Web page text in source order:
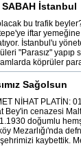
İstanbul
bu trafik
iftar
İstanbul'u
"Parasız" yapıp
köprüler
Sağolsun
NİHAT PLATİN:
Bey'in cenazesi
doğumlu
Mezarlığı'nda
kaybettik.